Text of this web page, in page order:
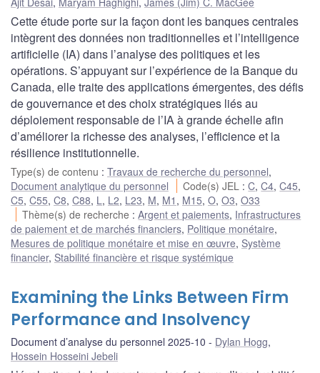
Cette étude porte sur la façon dont les banques centrales
intègrent des données non traditionnelles et l’intelligence
artificielle (IA) dans l’analyse des politiques et les
opérations. S’appuyant sur l’expérience de la Banque du
Canada, elle traite des applications émergentes, des défis
de gouvernance et des choix stratégiques liés au
déploiement responsable de l’IA à grande échelle afin
d’améliorer la richesse des analyses, l’efficience et la
résilience institutionnelle.
Type(s) de contenu : Travaux de recherche du personnel,
Document analytique du personnel
Code(s) JEL :C,C4,C45,
C5, C55, C8, C88, L , L2, L23, M, M1 , M15, O, O3, O33
Thème(s) de recherche :Argent et paiements, Infrastructures
de paiement et de marchés financiers, Politique monétaire,
Mesures de politique monétaire et mise en œuvre, Système
financier, Stabilité financière et risque systémique
Examining the Links Between Firm
Performance and Insolvency
Document d’analyse du personnel 2025-10 Dylan Hogg,
Hossein Hosseini Jebeli